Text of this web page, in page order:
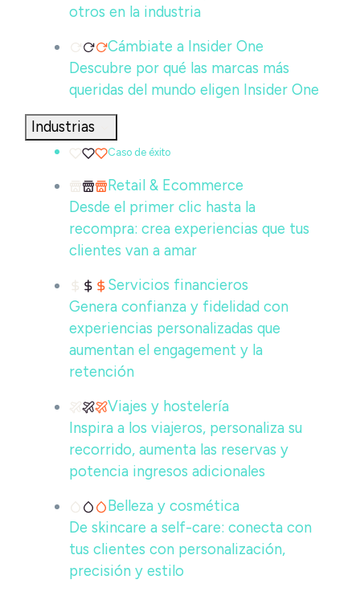
otros en la industria
Cámbiate a Insider One
Descubre por qué las marcas más
queridas del mundo eligen Insider One
Industrias
Caso de éxito
Retail & Ecommerce
Desde el primer clic hasta la
recompra: crea experiencias que tus
clientes van a amar
Servicios financieros
Genera confianza y fidelidad con
experiencias personalizadas que
aumentan el engagement y la
retención
Viajes y hostelería
Inspira a los viajeros, personaliza su
recorrido, aumenta las reservas y
potencia ingresos adicionales
Belleza y cosmética
De skincare a self-care: conecta con
tus clientes con personalización,
precisión y estilo